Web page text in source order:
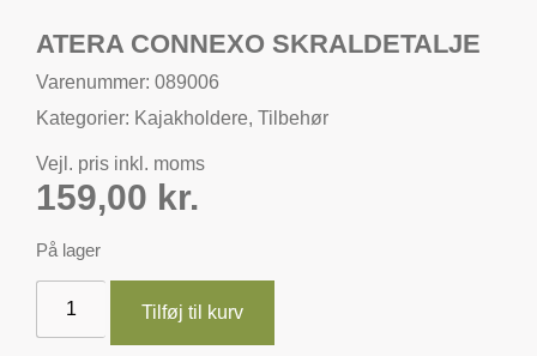
ATERA CONNEXO SKRALDETALJE
Varenummer: 089006
Kategorier: Kajakholdere, Tilbehør
Vejl. pris inkl. moms
159,00 kr.
På lager
Tilføj til kurv